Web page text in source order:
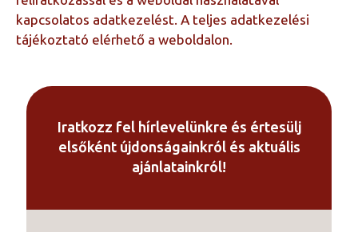
kapcsolatos adatkezelést. A teljes adatkezelési
tájékoztató elérhető a weboldalon.
Iratkozz fel hírlevelünkre és értesülj
elsőként újdonságainkról és aktuális
ajánlatainkról!